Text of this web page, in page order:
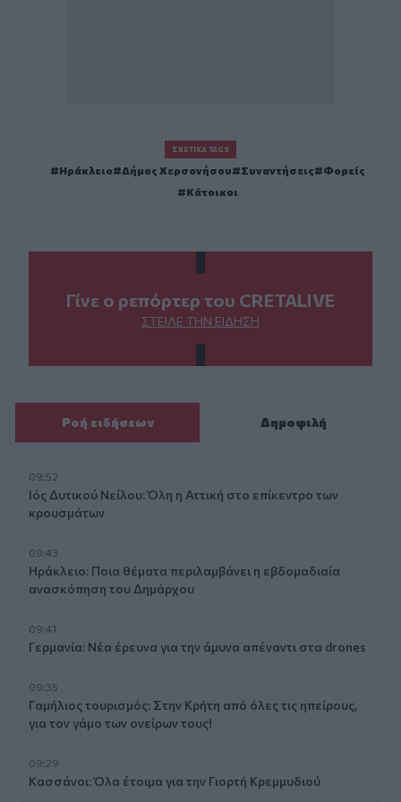
ΣΧΕΤΙΚΆ TAGS
Ηράκλειο Δήμος Χερσονήσου Συναντήσεις
Φορείς
Κάτοικοι
Γίνε ο ρεπόρτερ του CRETALIVE
ΣΤΕΊΛΕ ΤΗΝ ΕΊΔΗΣΗ
Ροή ειδήσεων Δημοφιλή
09:52
Ιός Δυτικού Νείλου: Όλη η Αττική στο επίκεντρο των
κρουσμάτων
09:43
Ηράκλειο: Ποια θέματα περιλαμβάνει η εβδομαδιαία
ανασκόπηση του Δημάρχου
09:41
Γερμανία: Νέα έρευνα για την άμυνα απέναντι στα drones
09:35
Γαμήλιος τουρισμός: Στην Κρήτη από όλες τις ηπείρους,
για τον γάμο των ονείρων τους!
09:29
Κασσάνοι: Όλα έτοιμα για την Γιορτή Κρεμμυδιού